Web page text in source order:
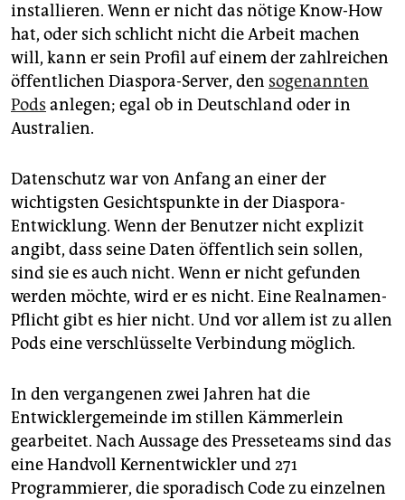
installieren. Wenn er nicht das nötige Know-How
hat, oder sich schlicht nicht die Arbeit machen
will, kann er sein Profil auf einem der zahlreichen
öffentlichen Diaspora-Server, den sogenannten
Pods anlegen; egal ob in Deutschland oder in
Australien.
Datenschutz war von Anfang an einer der
wichtigsten Gesichtspunkte in der Diaspora-
Entwicklung. Wenn der Benutzer nicht explizit
angibt, dass seine Daten öffentlich sein sollen,
sind sie es auch nicht. Wenn er nicht gefunden
werden möchte, wird er es nicht. Eine Realnamen-
Pflicht gibt es hier nicht. Und vor allem ist zu allen
Pods eine verschlüsselte Verbindung möglich.
In den vergangenen zwei Jahren hat die
Entwicklergemeinde im stillen Kämmerlein
gearbeitet. Nach Aussage des Presseteams sind das
eine Handvoll Kernentwickler und 271
Programmierer, die sporadisch Code zu einzelnen